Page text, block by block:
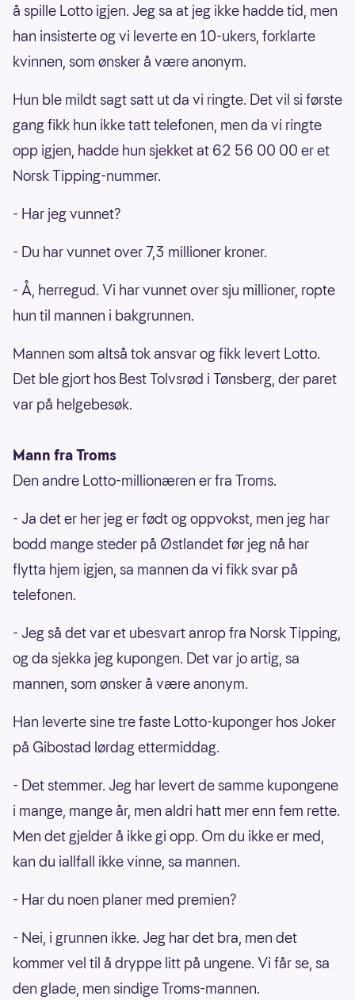
å spille Lotto igjen. Jeg sa at jeg ikke hadde tid, men
han insisterte og vi leverte en 10-ukers, forklarte
kvinnen, som ønsker å være anonym.
Hun ble mildt sagt satt ut da vi ringte. Det vil si første
gang fikk hun ikke tatt telefonen, men da vi ringte
opp igjen, hadde hun sjekket at 62 56 00 00 er et
Norsk Tipping-nummer.
- Har jeg vunnet?
- Du har vunnet over 7,3 millioner kroner.
- Å, herregud. Vi har vunnet over sju millioner, ropte
hun til mannen i bakgrunnen.
Mannen som altså tok ansvar og fikk levert Lotto.
Det ble gjort hos Best Tolvsrød i Tønsberg, der paret
var på helgebesøk.
Mann fra Troms
Den andre Lotto-millionæren er fra Troms.
- Ja det er her jeg er født og oppvokst, men jeg har
bodd mange steder på Østlandet før jeg nå har
flytta hjem igjen, sa mannen da vi fikk svar på
telefonen.
- Jeg så det var et ubesvart anrop fra Norsk Tipping,
og da sjekka jeg kupongen. Det var jo artig, sa
mannen, som ønsker å være anonym.
Han leverte sine tre faste Lotto-kuponger hos Joker
på Gibostad lørdag ettermiddag.
- Det stemmer. Jeg har levert de samme kupongene
i mange, mange år, men aldri hatt mer enn fem rette.
Men det gjelder å ikke gi opp. Om du ikke er med,
kan du iallfall ikke vinne, sa mannen.
- Har du noen planer med premien?
- Nei, i grunnen ikke. Jeg har det bra, men det
kommer vel til å dryppe litt på ungene. Vi får se, sa
den glade, men sindige Troms-mannen.